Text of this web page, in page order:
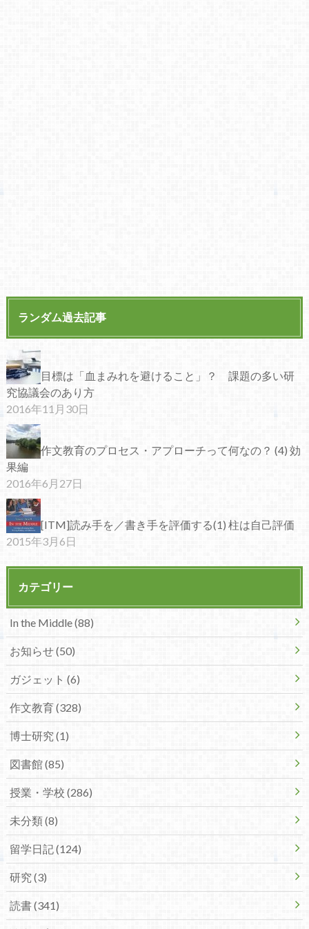
ランダム過去記事
目標は「血まみれを避けること」？ 課題の多い研
究協議会のあり方
2016年11月30日
作文教育のプロセス・アプローチって何なの？ (4) 効
果編
2016年6月27日
[ITM]読み手を／書き手を評価する(1) 柱は自己評価
2015年3月6日
カテゴリー
In the Middle (88)
お知らせ (50)
ガジェット (6)
作文教育 (328)
博士研究 (1)
図書館 (85)
授業・学校 (286)
未分類 (8)
留学日記 (124)
研究 (3)
読書 (341)